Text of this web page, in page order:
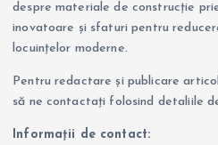
despre materiale de construcție
inovatoare și sfaturi pentru
locuințelor moderne.
Pentru redactare și publicare
să ne contactați folosind detaliile
Informații de contact: